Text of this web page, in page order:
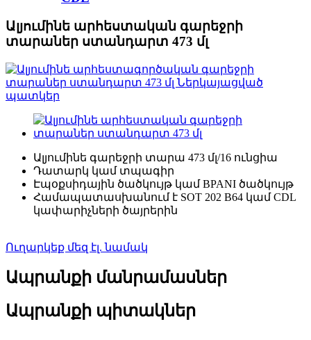
Ալյումինե արհեստական ​​գարեջրի
տարաներ ստանդարտ 473 մլ
Ալյումինե գարեջրի տարա 473 մլ/16 ունցիա
Դատարկ կամ տպագիր
Էպօքսիդային ծածկույթ կամ BPANI ծածկույթ
Համապատասխանում է SOT 202 B64 կամ CDL
կափարիչների ծայրերին
Ուղարկեք մեզ էլ. նամակ
Ապրանքի մանրամասներ
Ապրանքի պիտակներ